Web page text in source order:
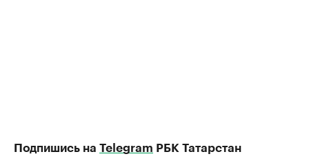
Подпишись на Telegram РБК Татарстан